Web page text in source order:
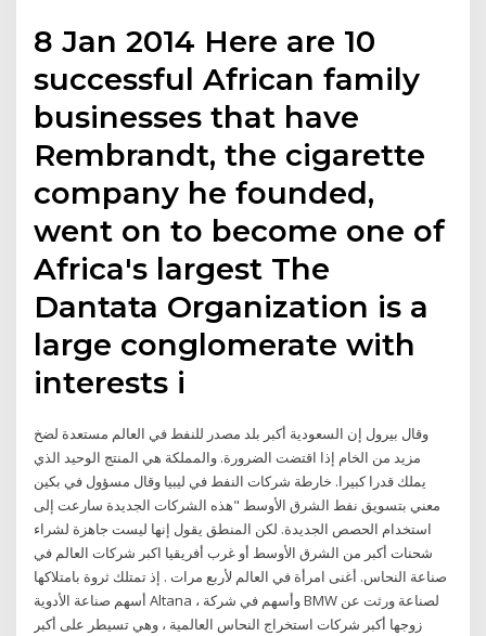
8 Jan 2014 Here are 10
successful African family
businesses that have
Rembrandt, the cigarette
company he founded,
went on to become one of
Africa's largest The
Dantata Organization is a
large conglomerate with
interests i
وقال بيرول إن السعودية أكبر بلد مصدر للنفط في العالم مستعدة لضخ
مزيد من الخام إذا اقتضت الضرورة. والمملكة هي المنتج الوحيد الذي
يملك قدرا كبيرا. خارطة شركات النفط في ليبيا وقال مسؤول في بكين
معني بتسويق نفط الشرق الأوسط "هذه الشركات الجديدة سارعت إلى
استخدام الحصص الجديدة. لكن المنطق يقول إنها ليست جاهزة لشراء
شحنات أكبر من الشرق الأوسط أو غرب أفريقيا اكبر شركات العالم في
صناعة النحاس. أغنى امرأة في العالم لأربع مرات . إذ تمتلك ثروة بامتلاكها
أسهم صناعة الأدوية Altana ، وأسهم في شركة BMW لصناعة ورثت عن
زوجها أكبر شركات استخراج النحاس العالمية ، وهي تسيطر على أكبر